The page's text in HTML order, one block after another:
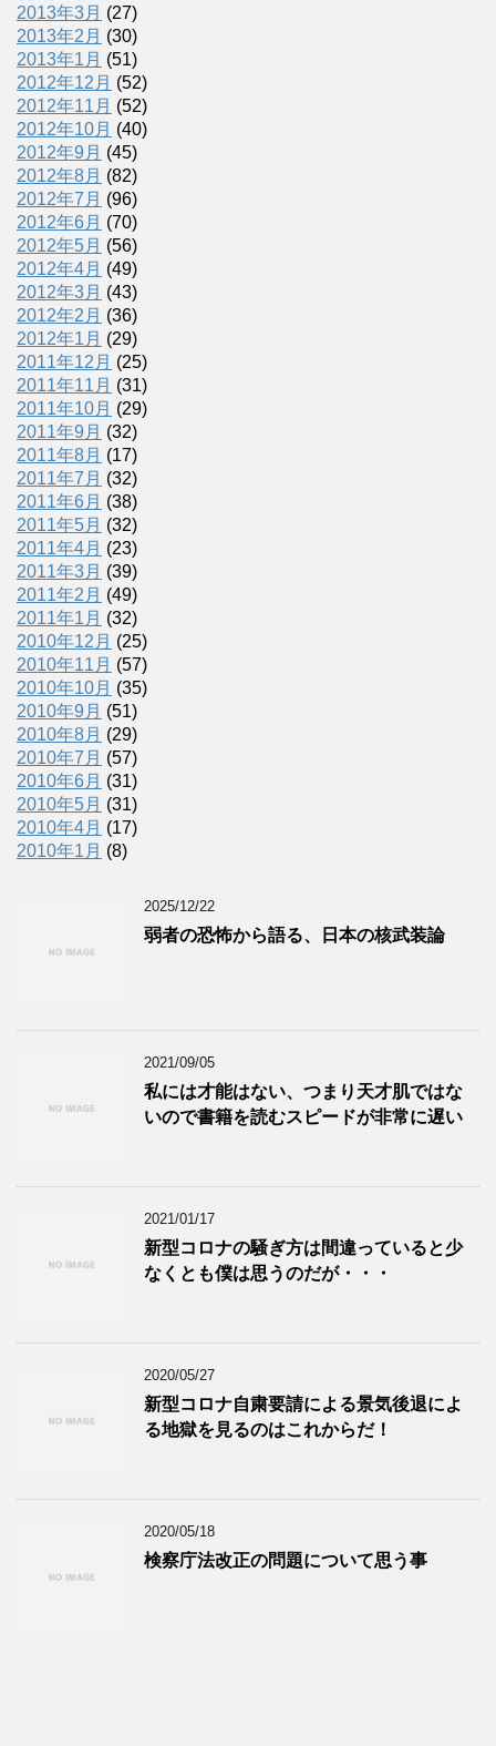
2013年3月 (27)
2013年2月 (30)
2013年1月 (51)
2012年12月 (52)
2012年11月 (52)
2012年10月 (40)
2012年9月 (45)
2012年8月 (82)
2012年7月 (96)
2012年6月 (70)
2012年5月 (56)
2012年4月 (49)
2012年3月 (43)
2012年2月 (36)
2012年1月 (29)
2011年12月 (25)
2011年11月 (31)
2011年10月 (29)
2011年9月 (32)
2011年8月 (17)
2011年7月 (32)
2011年6月 (38)
2011年5月 (32)
2011年4月 (23)
2011年3月 (39)
2011年2月 (49)
2011年1月 (32)
2010年12月 (25)
2010年11月 (57)
2010年10月 (35)
2010年9月 (51)
2010年8月 (29)
2010年7月 (57)
2010年6月 (31)
2010年5月 (31)
2010年4月 (17)
2010年1月 (8)
2025/12/22
弱者の恐怖から語る、日本の核武装論
2021/09/05
私には才能はない、つまり天才肌ではな
いので書籍を読むスピードが非常に遅い
2021/01/17
新型コロナの騒ぎ方は間違っていると少
なくとも僕は思うのだが・・・
2020/05/27
新型コロナ自粛要請による景気後退によ
る地獄を見るのはこれからだ！
2020/05/18
検察庁法改正の問題について思う事